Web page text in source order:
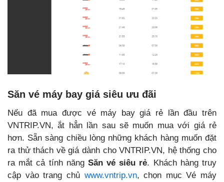
Săn vé máy bay giá siêu ưu đãi
Nếu đã mua được vé máy bay giá rẻ lần đầu trên
VNTRIP.VN, ắt hẳn lần sau sẽ muốn mua với giá rẻ
hơn. Sẵn sàng chiều lòng những khách hàng muốn đặt
ra thử thách về giá dành cho VNTRIP.VN, hệ thống cho
ra mắt cả tính năng Săn vé siêu rẻ. Khách hàng truy
cập vào trang chủ www.vntrip.vn, chọn mục Vé máy